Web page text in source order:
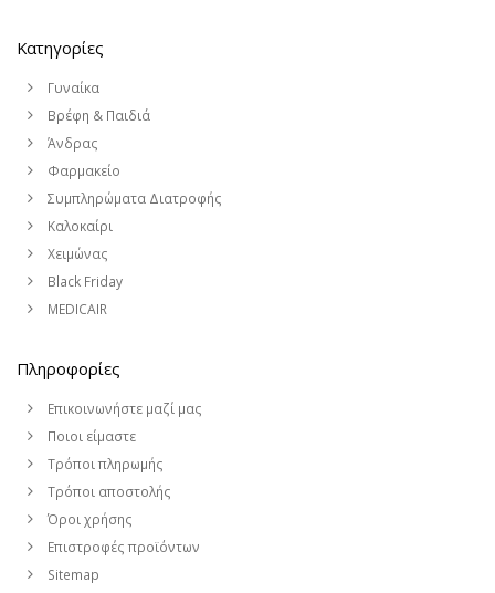
Κατηγορίες
Γυναίκα
Βρέφη & Παιδιά
Άνδρας
Φαρμακείο
Συμπληρώματα Διατροφής
Καλοκαίρι
Χειμώνας
Black Friday
MEDICAIR
Πληροφορίες
Επικοινωνήστε μαζί μας
Ποιοι είμαστε
Τρόποι πληρωμής
Τρόποι αποστολής
Όροι χρήσης
Επιστροφές προϊόντων
Sitemap